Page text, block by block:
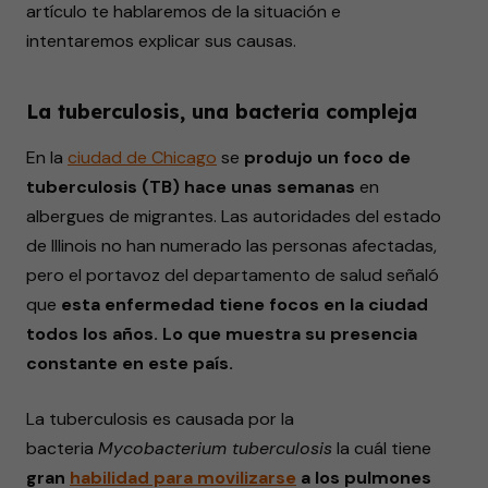
artículo te hablaremos de la situación e
intentaremos explicar sus causas.
La tuberculosis, una bacteria compleja
En la ciudad de Chicago se produjo un foco de
tuberculosis (TB) hace unas semanas en
albergues de migrantes. Las autoridades del estado
de Illinois no han numerado las personas afectadas,
pero el portavoz del departamento de salud señaló
que esta enfermedad tiene focos en la ciudad
todos los años. Lo que muestra su presencia
constante en este país.
La tuberculosis es causada por la
bacteria Mycobacterium tuberculosis la cuál tiene
gran habilidad para movilizarse a los pulmones